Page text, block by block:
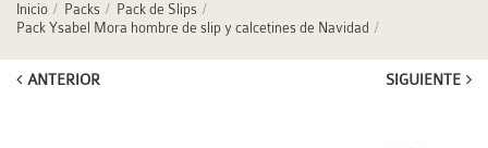
Inicio Packs
Pack de Slips
Pack Ysabel Mora hombre de slip y calcetines de Navidad
ANTERIOR SIGUIENTE